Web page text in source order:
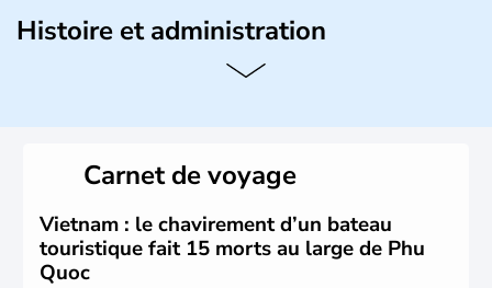
Histoire et administration
Pays d'Asie du Sud-Est situé sur l'est de la péninsule
nom récent de l'ancienne Saïgon.
Carnet de voyage
Vietnam : le chavirement d’un bateau
touristique fait 15 morts au large de Phu
Quoc